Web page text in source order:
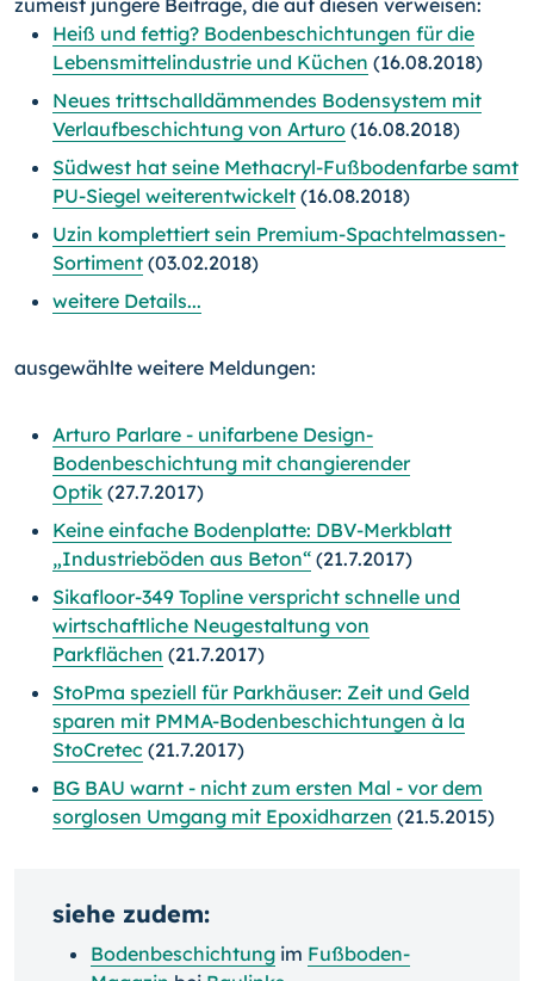
zumeist jüngere Beiträge, die auf diesen verweisen:
Heiß und fettig? Bodenbeschichtungen für die
Lebensmittelindustrie und Küchen (16.08.2018)
Neues trittschalldämmendes Bodensystem mit
Verlaufbeschichtung von Arturo (16.08.2018)
Südwest hat seine Methacryl-Fußbodenfarbe samt
PU-Siegel weiterentwickelt (16.08.2018)
Uzin komplettiert sein Premium-Spachtelmassen-
Sortiment (03.02.2018)
weitere Details...
ausgewählte weitere Meldungen:
Arturo Parlare - unifarbene Design-
Bodenbeschichtung mit changierender
Optik (27.7.2017)
Keine einfache Bodenplatte: DBV-Merkblatt
„Industrieböden aus Beton“ (21.7.2017)
Sikafloor-349 Topline verspricht schnelle und
wirtschaftliche Neugestaltung von
Parkflächen (21.7.2017)
StoPma speziell für Parkhäuser: Zeit und Geld
sparen mit PMMA-Bodenbeschichtungen à la
StoCretec (21.7.2017)
BG BAU warnt - nicht zum ersten Mal - vor dem
sorglosen Umgang mit Epoxidharzen (21.5.2015)
siehe zudem:
Bodenbeschichtung im Fußboden-